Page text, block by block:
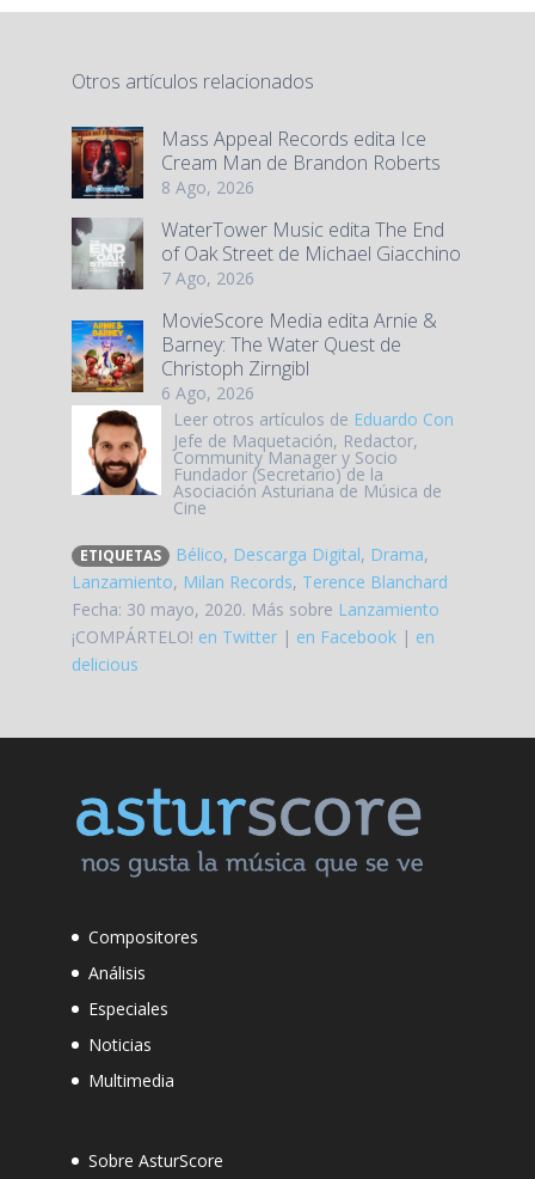
Otros artículos relacionados
Mass Appeal Records edita Ice
Cream Man de Brandon Roberts
8 Ago, 2026
WaterTower Music edita The End
of Oak Street de Michael Giacchino
7 Ago, 2026
MovieScore Media edita Arnie &
Barney: The Water Quest de
Christoph Zirngibl
6 Ago, 2026
Leer otros artículos de Eduardo Con
Jefe de Maquetación, Redactor,
Community Manager y Socio
Fundador (Secretario) de la
Asociación Asturiana de Música de
Cine
ETIQUETAS Bélico, Descarga Digital, Drama,
Lanzamiento, Milan Records, Terence Blanchard
Fecha: 30 mayo, 2020. Más sobre Lanzamiento
¡COMPÁRTELO! en Twitter| en Facebook| en
delicious
Compositores
Análisis
Especiales
Noticias
Multimedia
Sobre AsturScore